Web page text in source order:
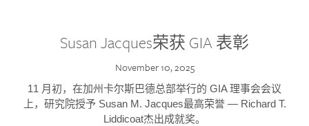
Susan Jacques荣获 GIA 表彰
November 10, 2025
11 月初，在加州卡尔斯巴德总部举行的 GIA 理事会会议
上，研究院授予 Susan M. Jacques最高荣誉 — Richard T.
Liddicoat杰出成就奖。